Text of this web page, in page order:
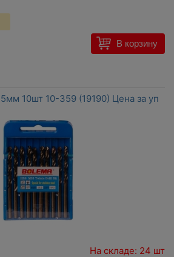
В корзину
10шт 10-359 (19190) Цена за уп
На складе: 24 шт